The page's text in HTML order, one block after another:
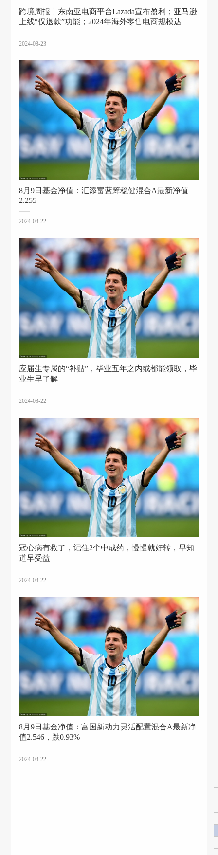
跨境周报丨东南亚电商平台Lazada宣布盈利；亚马逊
上线“仅退款”功能；2024年海外零售电商规模达
2024-08-23
8月9日基金净值：汇添富蓝筹稳健混合A最新净值
2.255
2024-08-22
应届生专属的“补贴”，毕业五年之内或都能领取，毕
业生早了解
2024-08-22
冠心病有救了，记住2个中成药，慢慢就好转，早知
道早受益
2024-08-22
8月9日基金净值：富国新动力灵活配置混合A最新净
值2.546，跌0.93%
2024-08-22